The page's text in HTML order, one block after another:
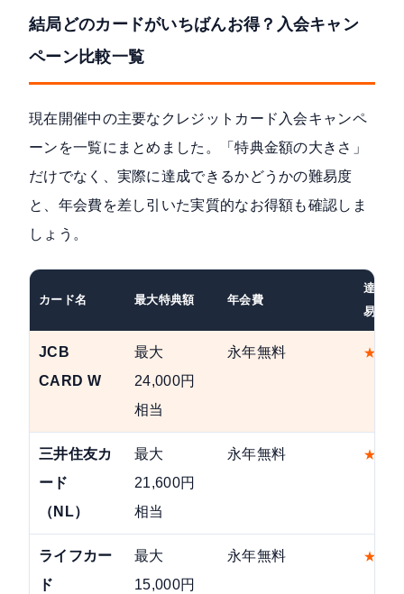
結局どのカードがいちばんお得？入会キャン
ペーン比較一覧
現在開催中の主要なクレジットカード入会キャンペ
ーンを一覧にまとめました。「特典金額の大きさ」
だけでなく、実際に達成できるかどうかの難易度
と、年会費を差し引いた実質的なお得額も確認しま
しょう。
カード名 最大特典額 年会費
達成難
易度
JCB
CARD W
最大
24,000円
相当
永年無料 ★
三井住友カ
ード
（NL）
最大
21,600円
相当
永年無料 ★
ライフカー
ド
最大
15,000円
永年無料 ★